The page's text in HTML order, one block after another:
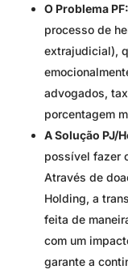
O Problema PF:
processo de
extrajudicial),
advogados,
porcentagem
A Solução PJ/
possível fazer
Através de
Holding, a
feita de
com um
garante a